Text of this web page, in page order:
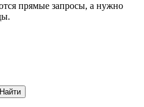
прямые запросы, а нужно
Найти